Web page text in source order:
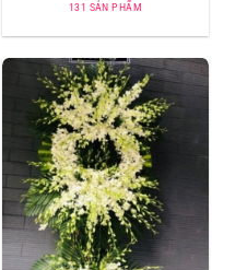
131 SẢN PHẨM